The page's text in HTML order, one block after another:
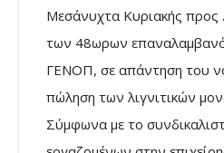
Μεσάνυχτα Κυριακής προς
των 48ωρων
ΓΕΝΟΠ, σε απάντηση του
πώληση των λιγνιτικών
Σύμφωνα με το